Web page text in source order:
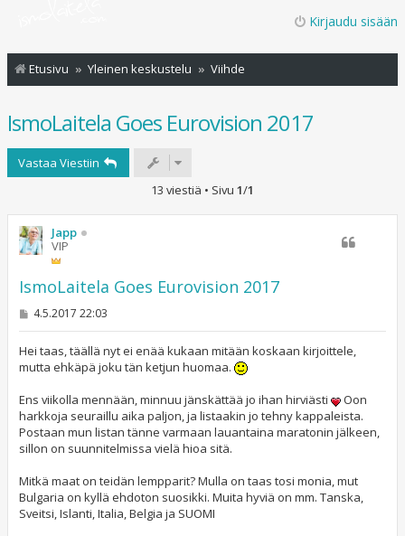
Kirjaudu sisään
Etusivu Yleinen keskustelu Viihde
IsmoLaitela Goes Eurovision 2017
Vastaa Viestiin
13 viestiä • Sivu 1/1
Japp
VIP
IsmoLaitela Goes Eurovision 2017
V
s
t
i
4.5.2017 22:03
Hei taas, täällä nyt ei enää kukaan mitään koskaan kirjoittele,
mutta ehkäpä joku tän ketjun huomaa.
Ens viikolla mennään, minnuu jänskättää jo ihan hirviästi
Oon
harkkoja seuraillu aika paljon, ja listaakin jo tehny kappaleista.
Postaan mun listan tänne varmaan lauantaina maratonin jälkeen,
sillon on suunnitelmissa vielä hioa sitä.
Mitkä maat on teidän lempparit? Mulla on taas tosi monia, mut
Bulgaria on kyllä ehdoton suosikki. Muita hyviä on mm. Tanska,
Sveitsi, Islanti, Italia, Belgia ja SUOMI